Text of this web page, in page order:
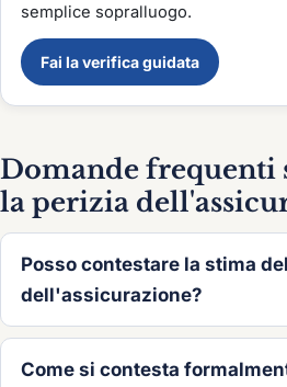
semplice sopralluogo.
Fai la verifica guidata
Domande frequenti
la perizia
Posso contestare la stima
dell'assicurazione?
Come si contesta